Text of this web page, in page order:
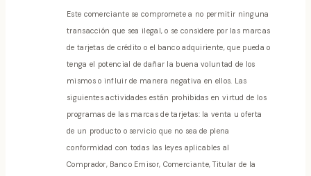
Este comerciante se compromete a no permitir ninguna
transacción que sea ilegal, o se considere por las marcas
de tarjetas de crédito o el banco adquiriente, que pueda o
tenga el potencial de dañar la buena voluntad de los
mismos o influir de manera negativa en ellos. Las
siguientes actividades están prohibidas en virtud de los
programas de las marcas de tarjetas: la venta u oferta
de un producto o servicio que no sea de plena
conformidad con todas las leyes aplicables al
Comprador, Banco Emisor, Comerciante, Titular de la